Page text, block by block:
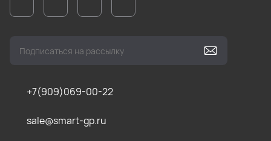
+7(909)069-00-22
sale@smart-gp.ru